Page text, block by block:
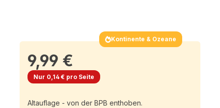
Kontinente & Ozeane
9,99 €
Nur 0,14 € pro Seite
Altauflage - von der BPB enthoben.